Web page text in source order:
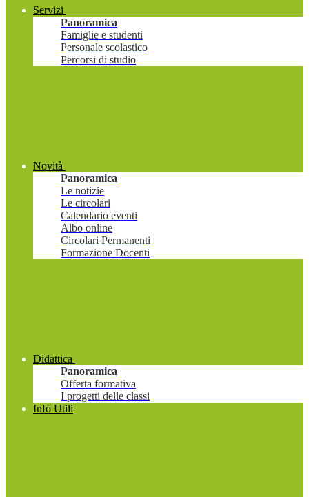
Servizi
Panoramica
Famiglie e studenti
Personale scolastico
Percorsi di studio
Novità
Panoramica
Le notizie
Le circolari
Calendario eventi
Albo online
Circolari Permanenti
Formazione Docenti
Didattica
Panoramica
Offerta formativa
I progetti delle classi
Info Utili